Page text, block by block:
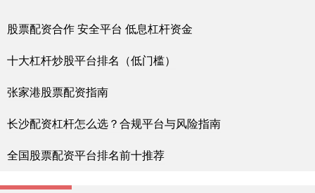
股票配资合作 安全平台 低息杠杆资金
十大杠杆炒股平台排名（低门槛）
张家港股票配资指南
长沙配资杠杆怎么选？合规平台与风险指南
全国股票配资平台排名前十推荐